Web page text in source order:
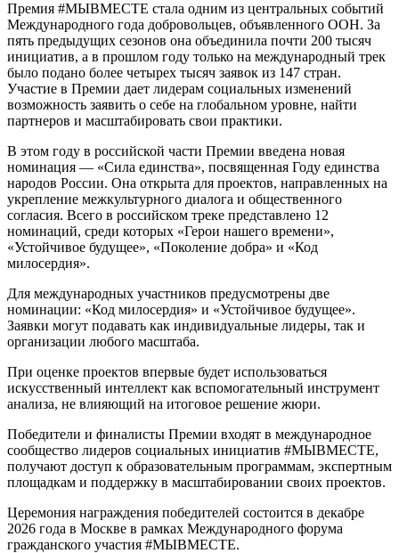
Премия #МЫВМЕСТЕ стала одним из центральных событий
Международного года добровольцев, объявленного ООН. За
пять предыдущих сезонов она объединила почти 200 тысяч
инициатив, а в прошлом году только на международный трек
было подано более четырех тысяч заявок из 147 стран.
Участие в Премии дает лидерам социальных изменений
возможность заявить о себе на глобальном уровне, найти
партнеров и масштабировать свои практики.
В этом году в российской части Премии введена новая
номинация — «Сила единства», посвященная Году единства
народов России. Она открыта для проектов, направленных на
укрепление межкультурного диалога и общественного
согласия. Всего в российском треке представлено 12
номинаций, среди которых «Герои нашего времени»,
«Устойчивое будущее», «Поколение добра» и «Код
милосердия».
Для международных участников предусмотрены две
номинации: «Код милосердия» и «Устойчивое будущее».
Заявки могут подавать как индивидуальные лидеры, так и
организации любого масштаба.
При оценке проектов впервые будет использоваться
искусственный интеллект как вспомогательный инструмент
анализа, не влияющий на итоговое решение жюри.
Победители и финалисты Премии входят в международное
сообщество лидеров социальных инициатив #МЫВМЕСТЕ,
получают доступ к образовательным программам, экспертным
площадкам и поддержку в масштабировании своих проектов.
Церемония награждения победителей состоится в декабре
2026 года в Москве в рамках Международного форума
гражданского участия #МЫВМЕСТЕ.